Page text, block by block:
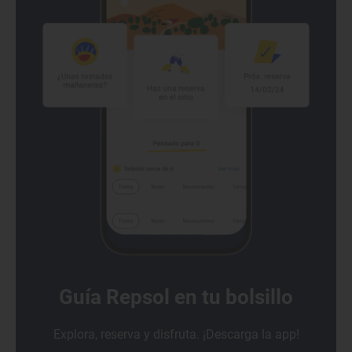
Guía Repsol en tu bolsillo
Explora, reserva y disfruta. ¡Descarga la app!